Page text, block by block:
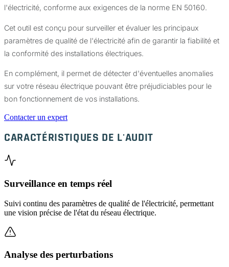
l'électricité, conforme aux exigences de la norme EN 50160.
Cet outil est conçu pour surveiller et évaluer les principaux
paramètres de qualité de l'électricité afin de garantir la fiabilité et
la conformité des installations électriques.
En complément, il permet de détecter d'éventuelles anomalies
sur votre réseau électrique pouvant être préjudiciables pour le
bon fonctionnement de vos installations.
Contacter un expert
CARACTÉRISTIQUES DE L'AUDIT
Surveillance en temps réel
Suivi continu des paramètres de qualité de l'électricité, permettant
une vision précise de l'état du réseau électrique.
Analyse des perturbations